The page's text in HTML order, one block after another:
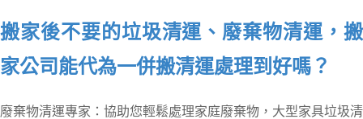
搬家後不要的垃圾清運、廢棄物清運，搬
家公司能代為一併搬清運處理到好嗎？
廢棄物清運專家： 協助您輕鬆處理家庭廢棄物，大型家具垃圾清